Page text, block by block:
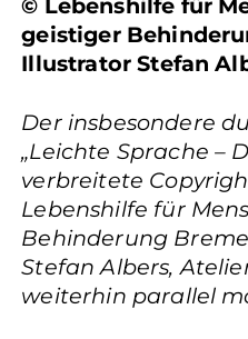
© Lebenshilfe für
geistiger
Illustrator Stefan
Der insbesondere
„Leichte Sprache –
verbreitete
Lebenshilfe für
Behinderung
Stefan Albers,
weiterhin parallel